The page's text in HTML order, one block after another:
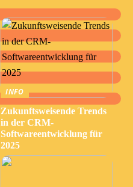
INFO
Zukunftsweisende Trends
in der CRM-
Softwareentwicklung für
2025